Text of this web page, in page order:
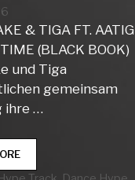
& TIGA FT. AATIG
(BLACK BOOK)
und Tiga
gemeinsam
ihre …
DANCE
HYPE